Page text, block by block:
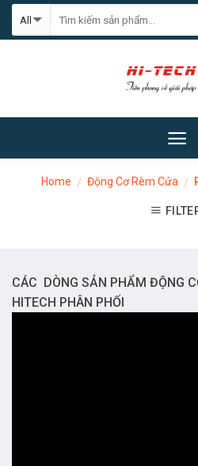
Skip
Home / Động Cơ Rèm Cửa /
CÁC DÒNG SẢN PHẨM ĐỘNG
HITECH PHÂN PHỐI